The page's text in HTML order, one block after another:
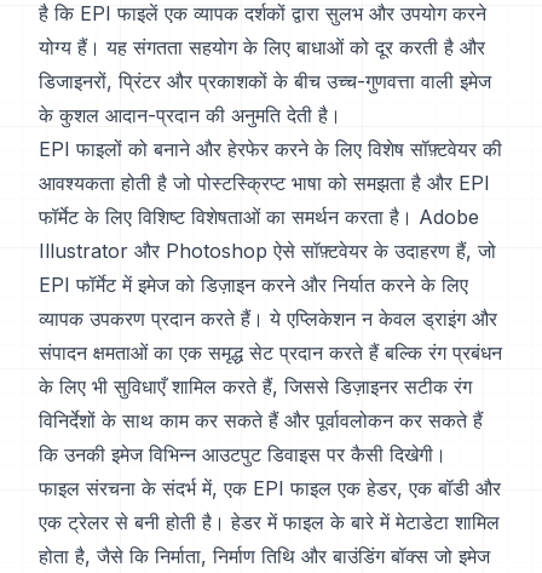
है कि EPI फाइलें एक व्यापक दर्शकों द्वारा सुलभ और उपयोग करने
योग्य हैं। यह संगतता सहयोग के लिए बाधाओं को दूर करती है और
डिजाइनरों, प्रिंटर और प्रकाशकों के बीच उच्च-गुणवत्ता वाली इमेज
के कुशल आदान-प्रदान की अनुमति देती है।
EPI फाइलों को बनाने और हेरफेर करने के लिए विशेष सॉफ़्टवेयर की
आवश्यकता होती है जो पोस्टस्क्रिप्ट भाषा को समझता है और EPI
फॉर्मेट के लिए विशिष्ट विशेषताओं का समर्थन करता है। Adobe
Illustrator और Photoshop ऐसे सॉफ़्टवेयर के उदाहरण हैं, जो
EPI फॉर्मेट में इमेज को डिज़ाइन करने और निर्यात करने के लिए
व्यापक उपकरण प्रदान करते हैं। ये एप्लिकेशन न केवल ड्राइंग और
संपादन क्षमताओं का एक समृद्ध सेट प्रदान करते हैं बल्कि रंग प्रबंधन
के लिए भी सुविधाएँ शामिल करते हैं, जिससे डिज़ाइनर सटीक रंग
विनिर्देशों के साथ काम कर सकते हैं और पूर्वावलोकन कर सकते हैं
कि उनकी इमेज विभिन्न आउटपुट डिवाइस पर कैसी दिखेगी।
फाइल संरचना के संदर्भ में, एक EPI फाइल एक हेडर, एक बॉडी और
एक ट्रेलर से बनी होती है। हेडर में फाइल के बारे में मेटाडेटा शामिल
होता है, जैसे कि निर्माता, निर्माण तिथि और बाउंडिंग बॉक्स जो इमेज